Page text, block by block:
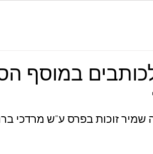
במוסף
שמיר זוכות בפרס ע"ש מרדכי